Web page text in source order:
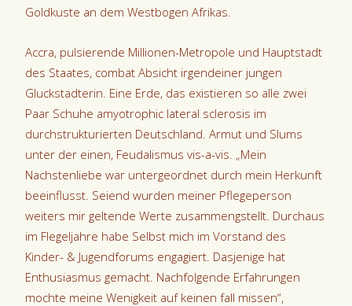
Goldkuste an dem Westbogen Afrikas.
Accra, pulsierende Millionen-Metropole und Hauptstadt
des Staates, combat Absicht irgendeiner jungen
Gluckstadterin. Eine Erde, das existieren so alle zwei
Paar Schuhe amyotrophic lateral sclerosis im
durchstrukturierten Deutschland. Armut und Slums
unter der einen, Feudalismus vis-a-vis. „Mein
Nachstenliebe war untergeordnet durch mein Herkunft
beeinflusst. Seiend wurden meiner Pflegeperson
weiters mir geltende Werte zusammengstellt. Durchaus
im Flegeljahre habe Selbst mich im Vorstand des
Kinder- & Jugendforums engagiert. Dasjenige hat
Enthusiasmus gemacht. Nachfolgende Erfahrungen
mochte meine Wenigkeit auf keinen fall missen“,